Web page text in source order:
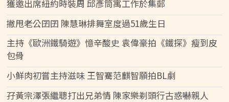
獲邀出席紐約時裝周 邱彥筒寓工作於集郵
撇甩老公囝囝 陳慧琳排舞室度過51歲生日
主持《歐洲鐵騎遊》憶辛酸史 袁偉豪拍《鐵探》瘦到皮
包骨
小鮮肉初嘗主持滋味 王智騫范麒智願拍BL劇
孖黃宗澤張繼聰打出兄弟情 陳家樂剃頭行古惑嚇親人